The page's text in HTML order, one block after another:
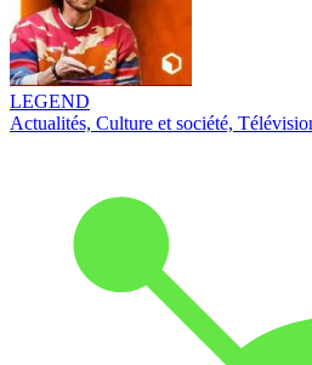
LEGEND
Actualités, Culture et société,